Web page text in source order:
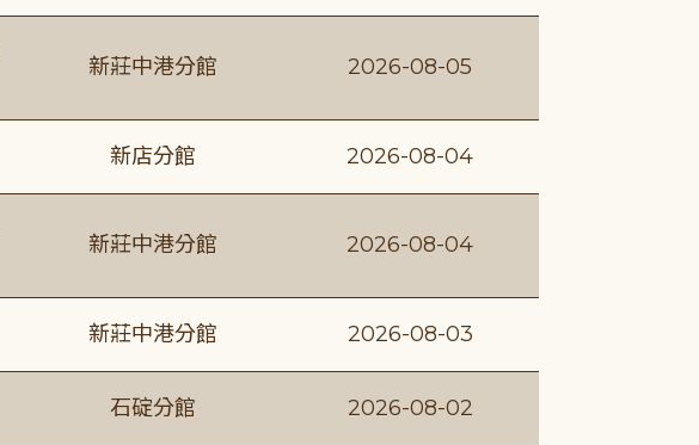
新莊中港分館 2026-08-05
新店分館 2026-08-04
新莊中港分館 2026-08-04
新莊中港分館 2026-08-03
石碇分館 2026-08-02